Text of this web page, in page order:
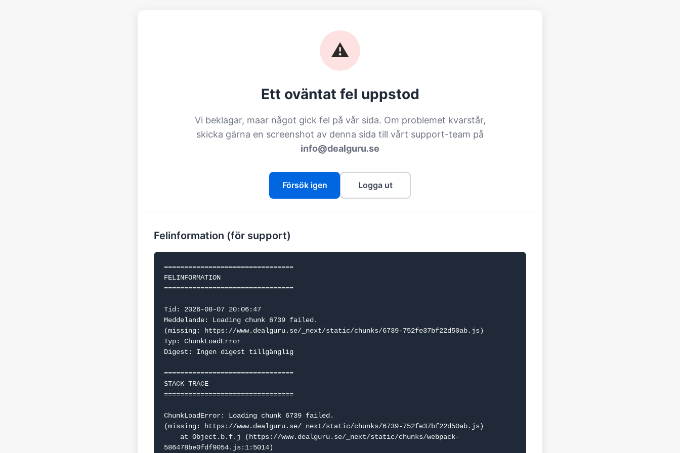
⚠️
Ett oväntat fel uppstod
Vi beklagar, maar något gick fel på vår sida. Om problemet kvarstår,
skicka gärna en screenshot av denna sida till vårt support-team på
info@dealguru.se
Försök igen Logga ut
Felinformation (för support)
================================
FELINFORMATION
================================
Tid: 2026-08-07 20:06:47
Meddelande: Loading chunk 6739 failed.
(missing: https://www.dealguru.se/_next/static/chunks/6739-752fe37bf22d50ab.js)
Typ: ChunkLoadError
Digest: Ingen digest tillgänglig
================================
STACK TRACE
================================
ChunkLoadError: Loading chunk 6739 failed.
(missing: https://www.dealguru.se/_next/static/chunks/6739-752fe37bf22d50ab.js)
586478be0fdf9054.js:1:5014)